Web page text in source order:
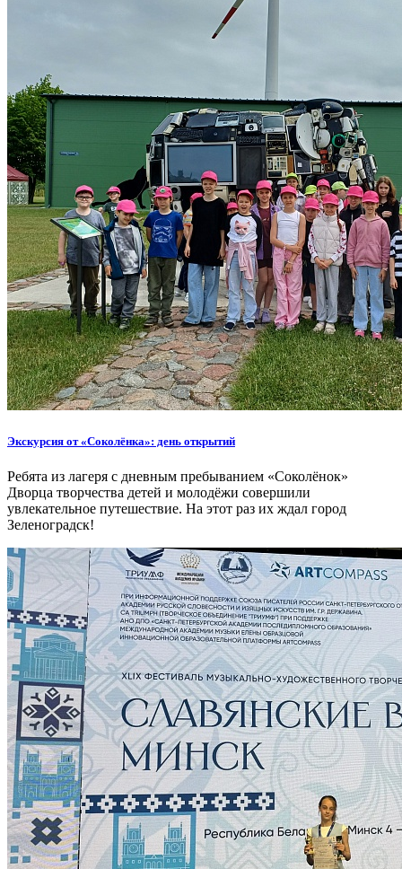
Экскурсия от «Соколёнка»: день открытий
Ребята из лагеря с дневным пребыванием «Соколёнок»
Дворца творчества детей и молодёжи совершили
увлекательное путешествие. На этот раз их ждал город
Зеленоградск!